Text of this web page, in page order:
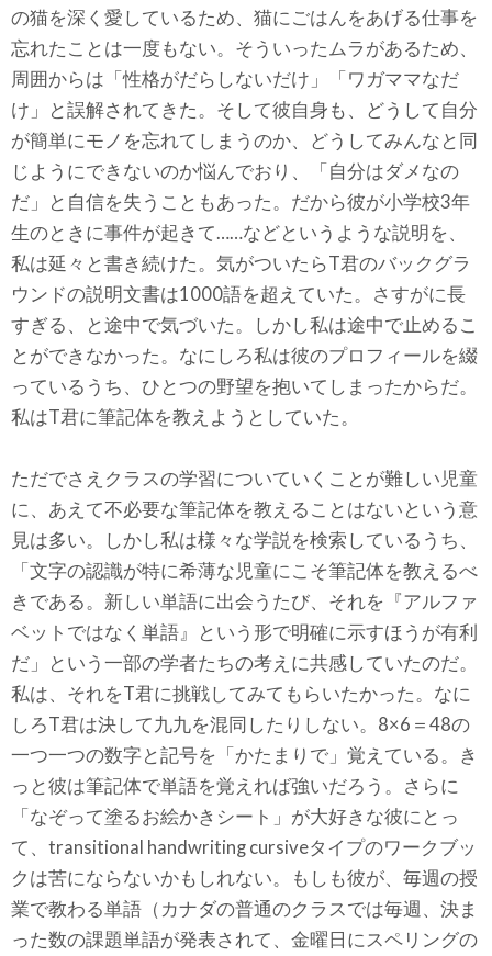
の猫を深く愛しているため、猫にごはんをあげる仕事を
忘れたことは一度もない。そういったムラがあるため、
周囲からは「性格がだらしないだけ」「ワガママなだ
け」と誤解されてきた。そして彼自身も、どうして自分
が簡単にモノを忘れてしまうのか、どうしてみんなと同
じようにできないのか悩んでおり、「自分はダメなの
だ」と自信を失うこともあった。だから彼が小学校3年
生のときに事件が起きて……などというような説明を、
私は延々と書き続けた。気がついたらT君のバックグラ
ウンドの説明文書は1000語を超えていた。さすがに長
すぎる、と途中で気づいた。しかし私は途中で止めるこ
とができなかった。なにしろ私は彼のプロフィールを綴
っているうち、ひとつの野望を抱いてしまったからだ。
私はT君に筆記体を教えようとしていた。
ただでさえクラスの学習についていくことが難しい児童
に、あえて不必要な筆記体を教えることはないという意
見は多い。しかし私は様々な学説を検索しているうち、
「文字の認識が特に希薄な児童にこそ筆記体を教えるべ
きである。新しい単語に出会うたび、それを『アルファ
ベットではなく単語』という形で明確に示すほうが有利
だ」という一部の学者たちの考えに共感していたのだ。
私は、それをT君に挑戦してみてもらいたかった。なに
しろT君は決して九九を混同したりしない。8×6＝48の
一つ一つの数字と記号を「かたまりで」覚えている。き
っと彼は筆記体で単語を覚えれば強いだろう。さらに
「なぞって塗るお絵かきシート」が大好きな彼にとっ
て、transitional handwriting cursiveタイプのワークブッ
クは苦にならないかもしれない。もしも彼が、毎週の授
業で教わる単語（カナダの普通のクラスでは毎週、決ま
った数の課題単語が発表されて、金曜日にスペリングの